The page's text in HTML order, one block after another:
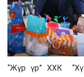
“Жүр үр” ХХК